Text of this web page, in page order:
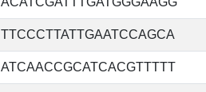
TTCCCTTATTGAATCCAGCA
ATCAACCGCATCACGTTTTT